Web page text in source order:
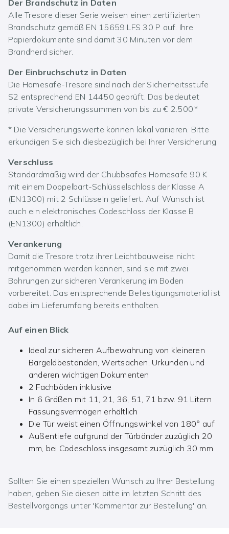
Der Brandschutz in Daten
Alle Tresore dieser Serie weisen einen zertifizierten
Brandschutz gemäß EN 15659 LFS 30 P auf. Ihre
Papierdokumente sind damit 30 Minuten vor dem
Brandherd sicher.
Der Einbruchschutz in Daten
Die Homesafe-Tresore sind nach der Sicherheitsstufe
S2 entsprechend EN 14450 geprüft. Das bedeutet
private Versicherungssummen von bis zu € 2.500.*
* Die Versicherungswerte können lokal variieren. Bitte
erkundigen Sie sich diesbezüglich bei Ihrer Versicherung.
Verschluss
Standardmäßig wird der Chubbsafes Homesafe 90 K
mit einem Doppelbart-Schlüsselschloss der Klasse A
(EN1300) mit 2 Schlüsseln geliefert. Auf Wunsch ist
auch ein elektronisches Codeschloss der Klasse B
(EN1300) erhältlich.
Verankerung
Damit die Tresore trotz ihrer Leichtbauweise nicht
mitgenommen werden können, sind sie mit zwei
Bohrungen zur sicheren Verankerung im Boden
vorbereitet. Das entsprechende Befestigungsmaterial ist
dabei im Lieferumfang bereits enthalten.
Auf einen Blick
Ideal zur sicheren Aufbewahrung von kleineren
Bargeldbeständen, Wertsachen, Urkunden und
anderen wichtigen Dokumenten
2 Fachböden inklusive
In 6 Größen mit 11, 21, 36, 51, 71 bzw. 91 Litern
Fassungsvermögen erhältlich
Die Tür weist einen Öffnungswinkel von 180° auf
Außentiefe aufgrund der Türbänder zuzüglich 20
mm, bei Codeschloss insgesamt zuzüglich 30 mm
Sollten Sie einen speziellen Wunsch zu Ihrer Bestellung
haben, geben Sie diesen bitte im letzten Schritt des
Bestellvorgangs unter 'Kommentar zur Bestellung' an.